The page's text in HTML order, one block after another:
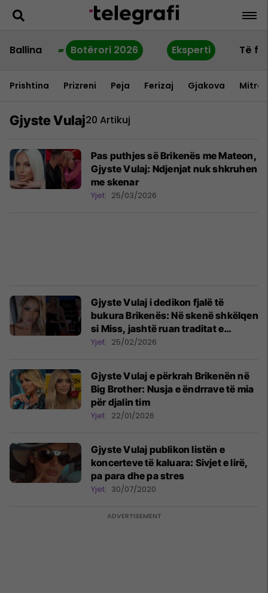
Ballina Botërori 2026 Eksperti Të
Prishtina Prizreni Peja Ferizaj Gjakova
Gjyste Vulaj20 Artikuj
Pas puthjes së Brikenës me Mateon,
Gjyste Vulaj: Ndjenjat nuk shkruhen
me skenar
Yjet 25/03/2026
Gjyste Vulaj i dedikon fjalë të
bukura Brikenës: Në skenë shkëlqen
si Miss, jashtë ruan traditat e
familjes
Yjet 25/02/2026
Gjyste Vulaj e përkrah Brikenën në
Big Brother: Nusja e ëndrrave të mia
për djalin tim
Yjet 22/01/2026
Gjyste Vulaj publikon listën e
koncerteve të kaluara: Sivjet e lirë,
pa para dhe pa stres
Yjet 30/07/2020